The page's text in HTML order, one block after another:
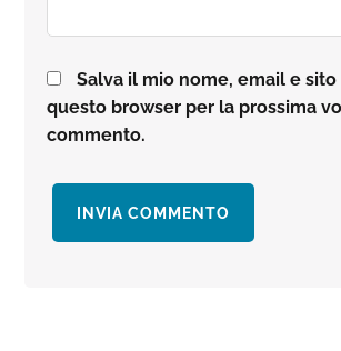
Salva il mio nome, email e sito
questo browser per la prossima
commento.